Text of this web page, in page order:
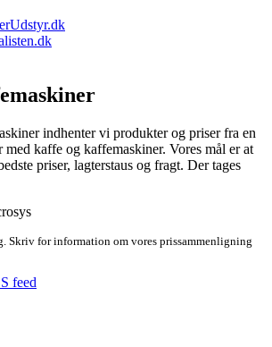
indhenter vi produkter og priser fra en
kaffe og kaffemaskiner. Vores mål er at
priser, lagterstaus og fragt. Der tages
Skriv for information om vores prissammenligning